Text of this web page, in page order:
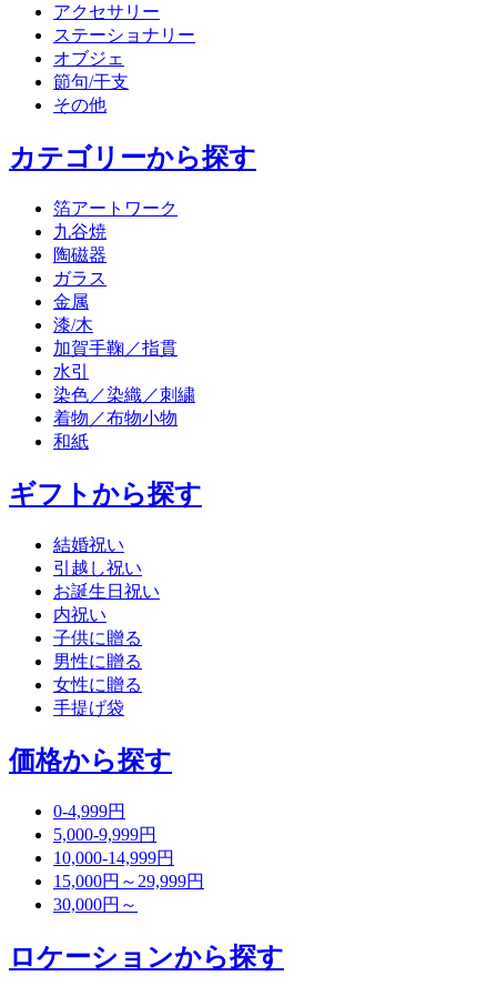
アクセサリー
ステーショナリー
オブジェ
節句/干支
その他
カテゴリーから探す
箔アートワーク
九谷焼
陶磁器
ガラス
金属
漆/木
加賀手鞠／指貫
水引
染色／染織／刺繍
着物／布物小物
和紙
ギフトから探す
結婚祝い
引越し祝い
お誕生日祝い
内祝い
子供に贈る
男性に贈る
女性に贈る
手提げ袋
価格から探す
0-4,999円
5,000-9,999円
10,000-14,999円
15,000円～29,999円
30,000円～
ロケーションから探す